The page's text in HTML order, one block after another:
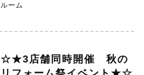
ルーム
☆★3店舗同時開催 秋の